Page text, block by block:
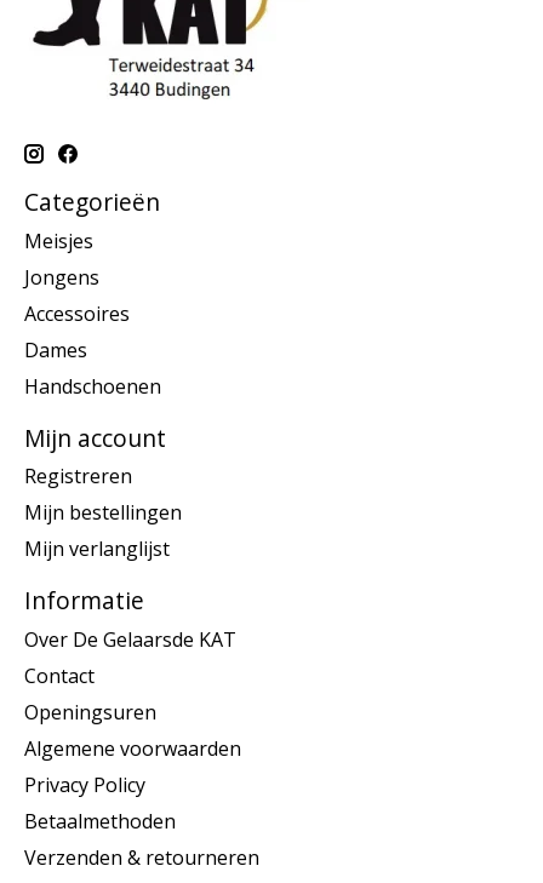
Categorieën
Meisjes
Jongens
Accessoires
Dames
Handschoenen
Mijn account
Registreren
Mijn bestellingen
Mijn verlanglijst
Informatie
Over De Gelaarsde KAT
Contact
Openingsuren
Algemene voorwaarden
Privacy Policy
Betaalmethoden
Verzenden & retourneren